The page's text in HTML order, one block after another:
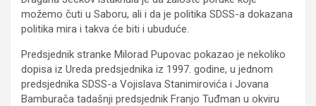
možemo čuti u Saboru, ali i da je politika SDSS-a dokazana
politika mira i takva će biti i ubuduće.
Predsjednik stranke Milorad Pupovac pokazao je nekoliko
dopisa iz Ureda predsjednika iz 1997. godine, u jednom
predsjednika SDSS-a Vojislava Stanimirovića i Jovana
Bamburača tadašnji predsjednik Franjo Tuđman u okviru